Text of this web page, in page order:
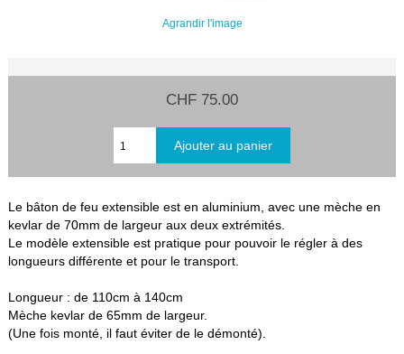
Agrandir l'image
CHF 75.00
Le bâton de feu extensible est en aluminium, avec une mèche en
kevlar de 70mm de largeur aux deux extrémités.
Le modèle extensible est pratique pour pouvoir le régler à des
longueurs différente et pour le transport.
Longueur : de 110cm à 140cm
Mèche kevlar de 65mm de largeur.
(Une fois monté, il faut éviter de le démonté).